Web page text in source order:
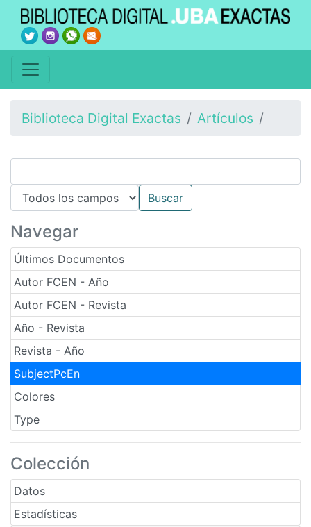
Biblioteca Digital Exactas Artículos
Navegar
Últimos Documentos
Autor FCEN - Año
Autor FCEN - Revista
Año - Revista
Revista - Año
SubjectPcEn
Colores
Type
Colección
Datos
Estadísticas